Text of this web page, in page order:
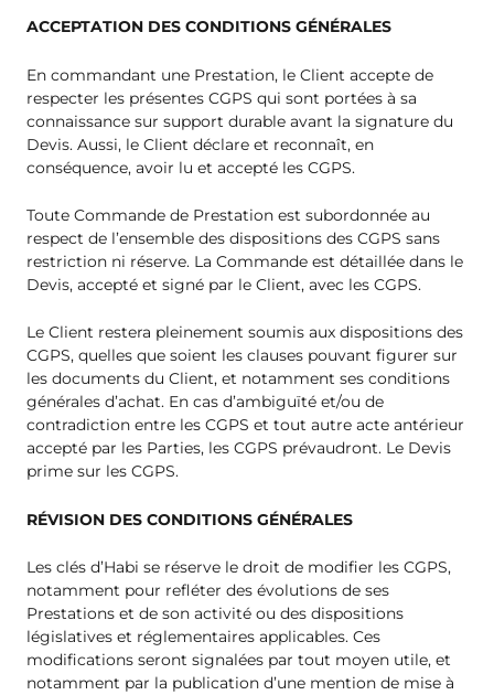
ACCEPTATION DES CONDITIONS GÉNÉRALES
En commandant une Prestation, le Client accepte de
respecter les présentes CGPS qui sont portées à sa
connaissance sur support durable avant la signature du
Devis. Aussi, le Client déclare et reconnaît, en
conséquence, avoir lu et accepté les CGPS.
Toute Commande de Prestation est subordonnée au
respect de l’ensemble des dispositions des CGPS sans
restriction ni réserve. La Commande est détaillée dans le
Devis, accepté et signé par le Client, avec les CGPS.
Le Client restera pleinement soumis aux dispositions des
CGPS, quelles que soient les clauses pouvant figurer sur
les documents du Client, et notamment ses conditions
générales d’achat. En cas d’ambiguïté et/ou de
contradiction entre les CGPS et tout autre acte antérieur
accepté par les Parties, les CGPS prévaudront. Le Devis
prime sur les CGPS.
RÉVISION DES CONDITIONS GÉNÉRALES
Les clés d’Habi se réserve le droit de modifier les CGPS,
notamment pour refléter des évolutions de ses
Prestations et de son activité ou des dispositions
législatives et réglementaires applicables. Ces
modifications seront signalées par tout moyen utile, et
notamment par la publication d’une mention de mise à